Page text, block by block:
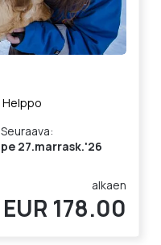
Helppo
Seuraava:
pe 27.marrask.'26
alkaen
EUR 178.00